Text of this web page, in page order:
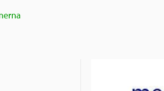
vi arbetar